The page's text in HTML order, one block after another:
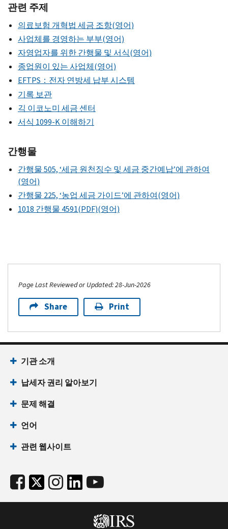
관련 주제
의료보험 개혁법 세금 조항(영어)
사업체를 경영하는 부부(영어)
자영업자를 위한 간행물 및 서식(영어)
종업원이 있는 사업체(영어)
EFTPS：전자 연방세 납부 시스템
기록 보관
긱 이코노미 세금 센터
서식 1099-K 이해하기
간행물
간행물 505, ‘세금 원천징수 및 세금 중간예납’에 관하여
(영어)
간행물 225, ‘농업 세금 가이드’에 관하여(영어)
1018 간행물 4591(PDF)(영어)
Page Last Reviewed or Updated: 28-Jun-2026
Share Print
기관 소개
납세자 권리 알아보기
문제 해결
언어
관련 웹사이트